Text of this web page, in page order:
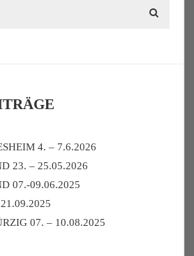
4. – 7.6.2026
23. – 25.05.2026
07.-09.06.2025
07. – 10.08.2025